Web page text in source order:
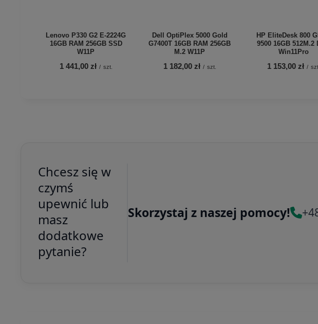
Lenovo P330 G2 E-2224G
16GB RAM 256GB SSD
W11P
1 441,00 zł / szt.
Dell OptiPlex 5000 Gold
G7400T 16GB RAM 256GB
M.2 W11P
1 182,00 zł / szt.
HP EliteDesk 800
9500 16GB 512M.2
Win11Pro
1 153,00 zł / szt.
Chcesz się w
czymś
upewnić lub
masz
dodatkowe
pytanie?
Skorzystaj z naszej pomocy!